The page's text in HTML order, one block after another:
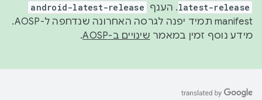
latest-release. הענף android-latest-release
manifest תמיד יפנה לגרסה האחרונה שנדחפה ל-AOSP.
מידע נוסף זמין במאמר שינויים ב-AOSP .